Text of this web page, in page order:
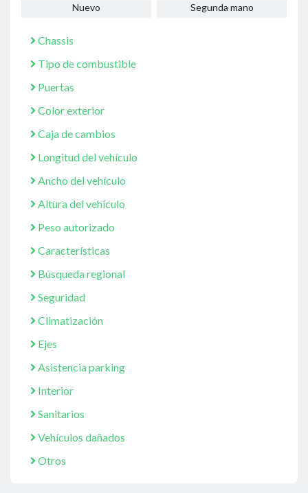
Nuevo Segunda mano
Chassis
Tipo de combustible
Puertas
Color exterior
Caja de cambios
Longitud del vehículo
Ancho del vehículo
Altura del vehículo
Peso autorizado
Características
Búsqueda regional
Seguridad
Climatización
Ejes
Asistencia parking
Interior
Sanitarios
Vehículos dañados
Otros